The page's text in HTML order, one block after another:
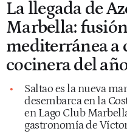
La llegada de
Marbella:
mediterránea a
cocinera del
Saltao es la nueva
desembarca en la
en Lago Club
gastronomía de